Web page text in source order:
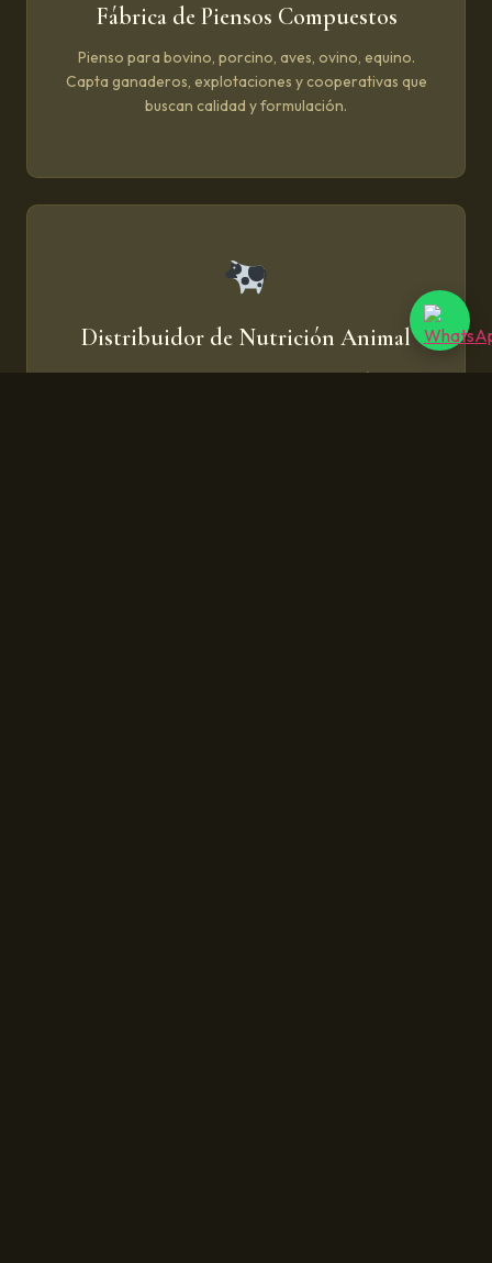
Fábrica de Piensos Compuestos
Pienso para bovino, porcino, aves, ovino, equino.
Capta ganaderos, explotaciones y cooperativas que
buscan calidad y formulación.
Distribuidor de Nutrición Animal
Suplementos, correctores, premezclas, núcleos.